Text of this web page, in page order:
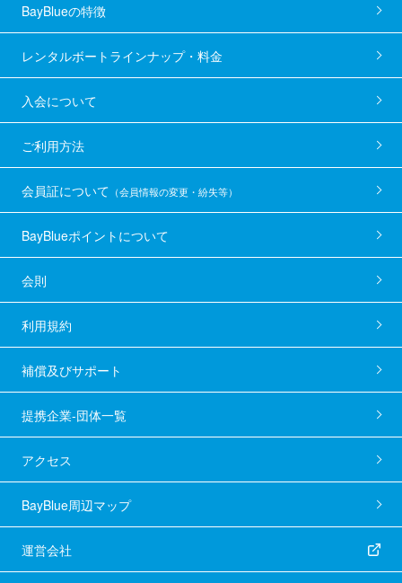
BayBlueの特徴
レンタルボートラインナップ・料金
入会について
ご利用方法
会員証について （会員情報の変更・紛失等）
BayBlueポイントについて
会則
利用規約
補償及びサポート
提携企業-団体一覧
アクセス
BayBlue周辺マップ
運営会社